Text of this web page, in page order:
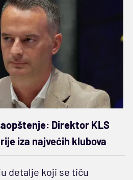
Direktor KLS
iza najvećih klubova
detalje koji se tiču